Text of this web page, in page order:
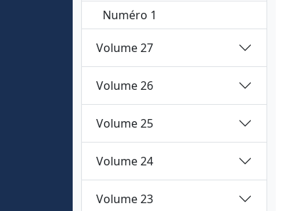
Numéro 1
Volume 27
Volume 26
Volume 25
Volume 24
Volume 23